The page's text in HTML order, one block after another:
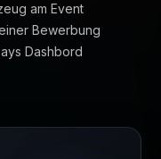
am Event
Bewerbung
Dashbord